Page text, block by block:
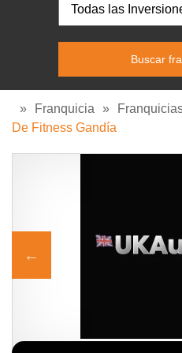
» Franquicia »
De Fitness Gandía